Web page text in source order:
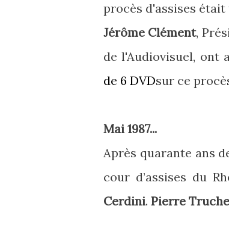
procès d'assises
Jérôme Clément,
de l'Audiovisuel, ont
de 6 DVDsur ce
Mai 1987...
Après quarante ans
cour d’assises du
Cerdini. Pierre Truche